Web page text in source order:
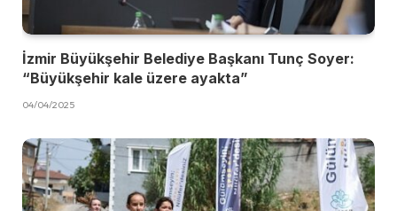
İzmir Büyükşehir Belediye Başkanı Tunç Soyer:
“Büyükşehir kale üzere ayakta”
04/04/2025